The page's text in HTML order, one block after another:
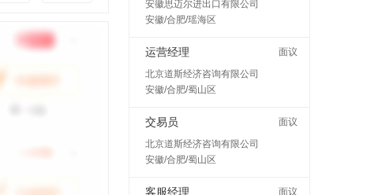
安徽思迈尔进出口有限公司
安徽/合肥/瑶海区
运营经理
面议
北京道斯经济咨询有限公司
安徽/合肥/蜀山区
交易员
面议
北京道斯经济咨询有限公司
安徽/合肥/蜀山区
客服经理
面议